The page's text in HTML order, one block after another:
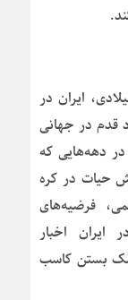
ایران در
قدم در جهانی
در دهه‌هایی که
حیات در کره
فرضیه‌های
اخبار
بستن کاسب